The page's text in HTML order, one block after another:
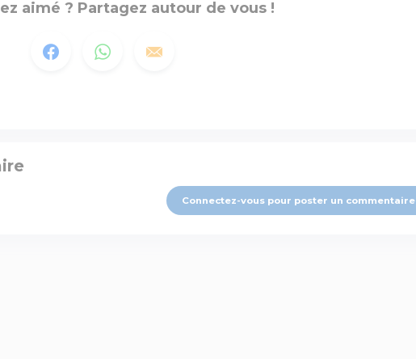
aimé ? Partagez autour de vous !
Connectez-vous pour poster un commentaire